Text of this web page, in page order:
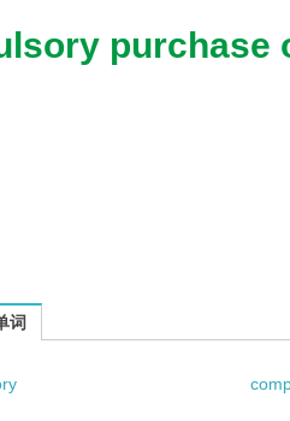
purchase
order的相关资料：
词